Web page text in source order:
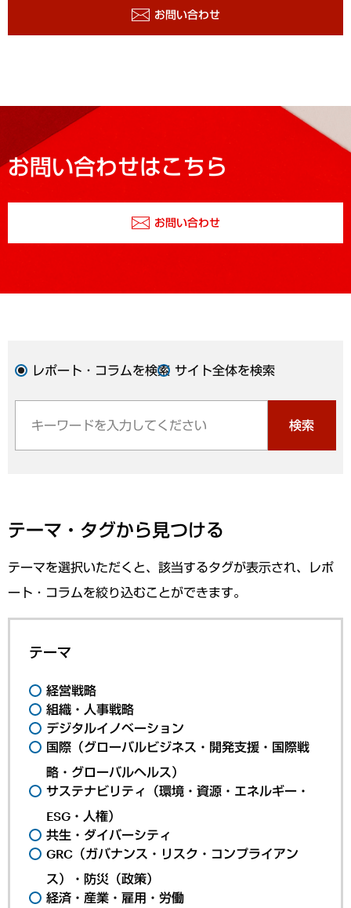
お問い合わせ
お問い合わせはこちら
お問い合わせ
レポート・コラムを検索 サイト全体を検索
検索
テーマ・タグから見つける
テーマを選択いただくと、該当するタグが表示され、レポ
ート・コラムを絞り込むことができます。
テーマ
経営戦略
組織・人事戦略
デジタルイノベーション
国際（グローバルビジネス・開発支援・国際戦
略・グローバルヘルス）
サステナビリティ（環境・資源・エネルギー・
ESG・人権）
共生・ダイバーシティ
GRC（ガバナンス・リスク・コンプライアン
ス）・防災（政策）
経済・産業・雇用・労働